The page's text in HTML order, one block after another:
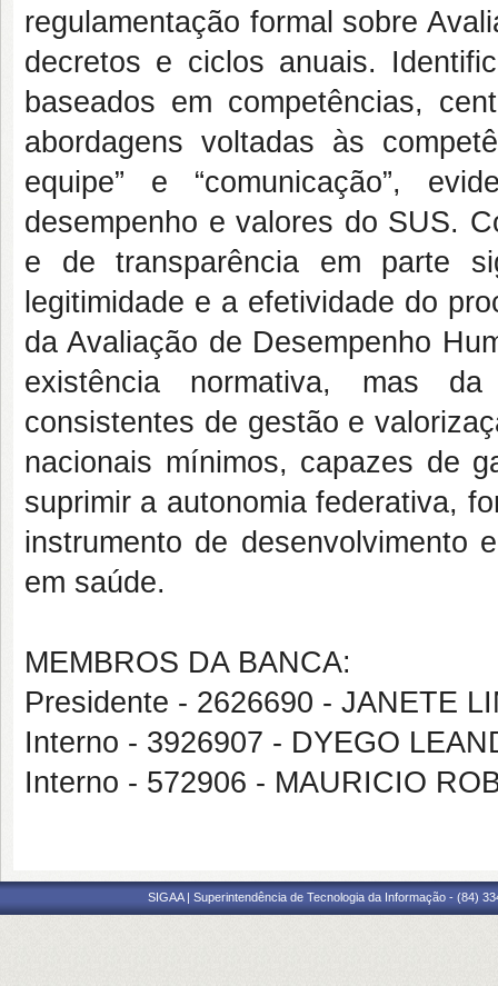
regulamentação formal sobre
decretos e ciclos anuais.
baseados em competências,
abordagens voltadas às
equipe” e “comunicação”,
desempenho e valores do SUS.
e de transparência em parte
legitimidade e a efetividade do
da Avaliação de Desempenho
existência normativa, mas
consistentes de gestão e
nacionais mínimos, capazes de
suprimir a autonomia federativa,
instrumento de desenvolvimento
em saúde.
MEMBROS DA BANCA:
Presidente - 2626690 - JANETE
Interno - 3926907 - DYEGO
Interno - 572906 - MAURICIO
SIGAA | Superintendência de Tecnologia da Informação - (84)